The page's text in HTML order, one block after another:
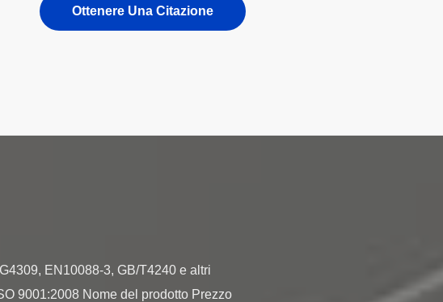
Ottenere Una Citazione
EN10088-3, GB/T4240 e altri
9001:2008 Nome del prodotto Prezzo